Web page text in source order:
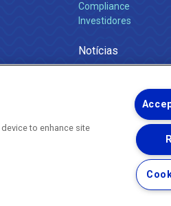
Compliance
Investidores
Notícias
Copyright ® 2026 - Todos os Direitos
to enhance site